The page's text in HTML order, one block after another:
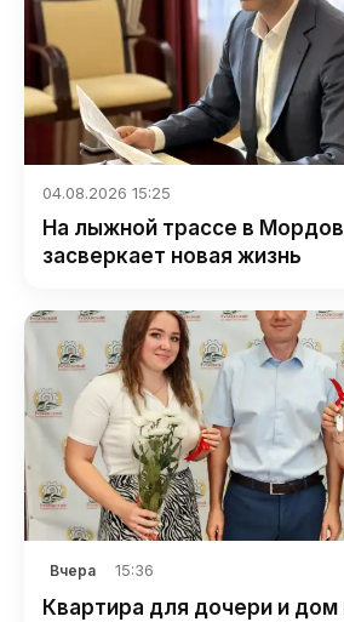
04.08.2026 15:25
На лыжной трассе в
засверкает новая жизнь
Вчера 15:36
Квартира для дочери и дом